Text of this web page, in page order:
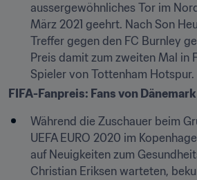
aussergewöhnliches Tor im
März 2021 geehrt. Nach Son
Treffer gegen den FC Burnley
Preis damit zum zweiten Mal in
Spieler von Tottenham Hotspur.
FIFA-Fanpreis: Fans von
Während die Zuschauer beim
UEFA EURO 2020 im
auf Neuigkeiten zum
Christian Eriksen warteten,